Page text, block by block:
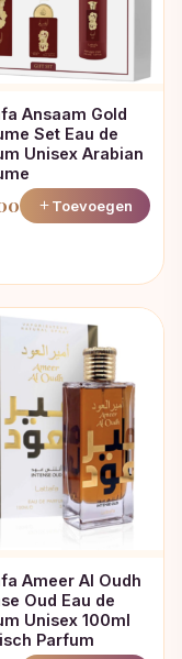
Ansaam Gold
Set Eau de
Unisex Arabian
Toevoegen
Ameer Al Oudh
Oud Eau de
Unisex 100ml
Parfum